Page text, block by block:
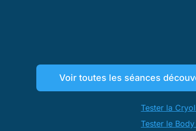
Voir toutes les séances
Tester la
Tester le